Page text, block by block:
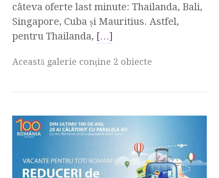
câteva oferte last minute: Thailanda, Bali,
Singapore, Cuba și Mauritius. Astfel,
pentru Thailanda, […]
Această galerie conţine 2 obiecte